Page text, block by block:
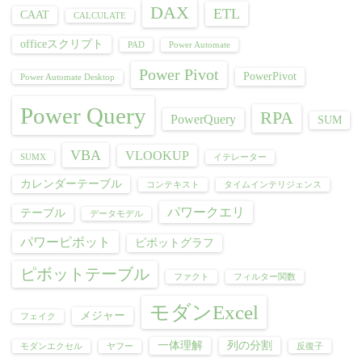
CAAT CALCULATE DAX ETL
officeスクリプト PAD Power Automate
Power Automate Desktop Power Pivot PowerPivot
Power Query PowerQuery RPA SUM
SUMX VBA VLOOKUP イテレーター
カレンダーテーブル コンテキスト タイムインテリジェンス
テーブル データモデル
パワークエリ
パワーピボット
ピボットグラフ
ピボットテーブル ファクト フィルター関数
フェイク メジャー モダンExcel
モダンエクセル ヤフー 一体理解 列の分割 反復子